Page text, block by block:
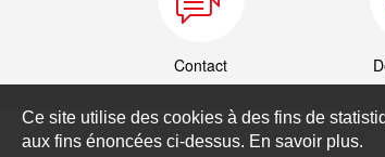
Contact
Ce site utilise des cookies à des fins de
aux fins énoncées ci-dessus. En savoir plus.